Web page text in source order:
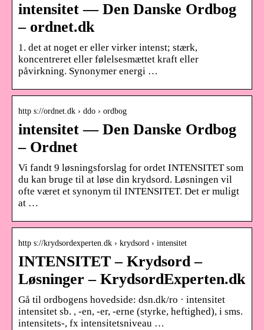
intensitet — Den Danske Ordbog
– ordnet.dk
1. det at noget er eller virker intenst; stærk,
koncentreret eller følelsesmættet kraft eller
påvirkning. Synonymer energi …
http s://ordnet.dk › ddo › ordbog
intensitet — Den Danske Ordbog
– Ordnet
Vi fandt 9 løsningsforslag for ordet INTENSITET som
du kan bruge til at løse din krydsord. Løsningen vil
ofte været et synonym til INTENSITET. Det er muligt
at …
http s://krydsordexperten.dk › krydsord › intensitet
INTENSITET – Krydsord –
Løsninger – KrydsordExperten.dk
Gå til ordbogens hovedside: dsn.dk/ro · intensitet
intensitet sb. , -en, -er, -erne (styrke, heftighed), i sms.
intensitets-, fx intensitetsniveau …